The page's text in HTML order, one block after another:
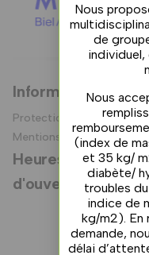
Informations
Protection Des Données
Mentions Légales
Heures
d'ouverture
ture
Lundi
08:00
Nous
de
Nous
(index de
et 35 kg/
diabète/
troubles
indice de
kg/m2). En
demande,
délai